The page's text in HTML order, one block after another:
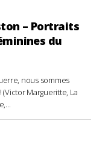
– Portraits
du
nous sommes
Margueritte, La